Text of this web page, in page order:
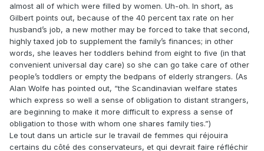
almost all of which were filled by women. Uh-oh. In short, as
Gilbert points out, because of the 40 percent tax rate on her
husband’s job, a new mother may be forced to take that second,
highly taxed job to supplement the family’s finances; in other
words, she leaves her toddlers behind from eight to five (in that
convenient universal day care) so she can go take care of other
people’s toddlers or empty the bedpans of elderly strangers. (As
Alan Wolfe has pointed out, “the Scandinavian welfare states
which express so well a sense of obligation to distant strangers,
are beginning to make it more difficult to express a sense of
obligation to those with whom one shares family ties.”)
Le tout dans un article sur le travail de femmes qui réjouira
certains du côté des conservateurs, et qui devrait faire réfléchir